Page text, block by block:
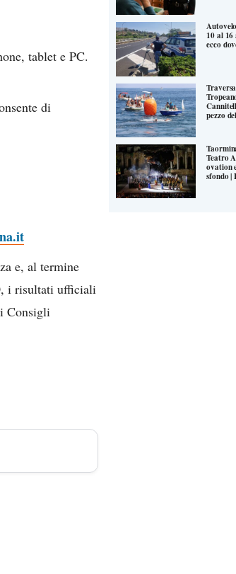
tablet e PC.
di
e, al termine
i risultati ufficiali
Consigli
10 al 16
ecco
pezzo
Teatro
ovation
sfondo |